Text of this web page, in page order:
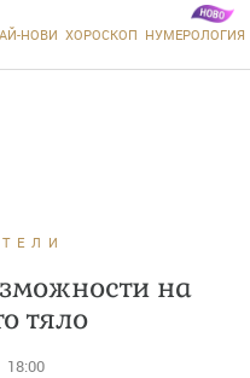
НОВИ ХОРОСКОП НУМЕРОЛОГИЯ
на
тяло
18:00